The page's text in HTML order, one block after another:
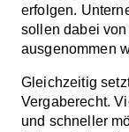
erfolgen.
sollen dabei
ausgenommen
Gleichzeitig
Vergaberecht.
und schneller